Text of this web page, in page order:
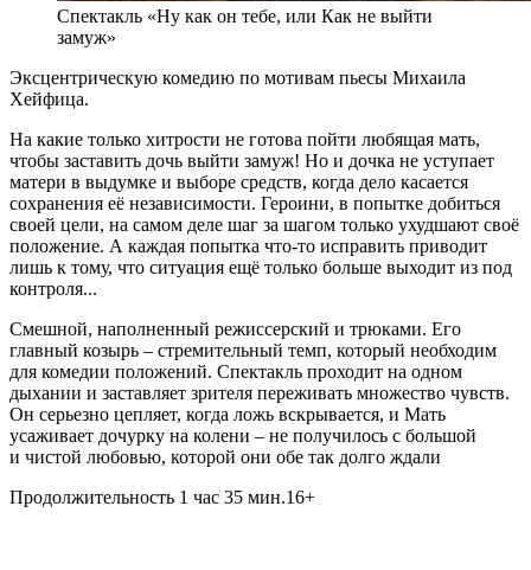
Спектакль «Ну как он тебе, или Как не выйти
замуж»
Эксцентрическую комедию по мотивам пьесы Михаила
Хейфица.
На какие только хитрости не готова пойти любящая мать,
чтобы заставить дочь выйти замуж! Но и дочка не уступает
матери в выдумке и выборе средств, когда дело касается
сохранения её независимости. Героини, в попытке добиться
своей цели, на самом деле шаг за шагом только ухудшают своё
положение. А каждая попытка что-то исправить приводит
лишь к тому, что ситуация ещё только больше выходит из под
контроля...
Смешной, наполненный режиссерский и трюками. Его
главный козырь – стремительный темп, который необходим
для комедии положений. Спектакль проходит на одном
дыхании и заставляет зрителя переживать множество чувств.
Он серьезно цепляет, когда ложь вскрывается, и Мать
усаживает дочурку на колени – не получилось с большой
и чистой любовью, которой они обе так долго ждали
Продолжительность 1 час 35 мин.16+